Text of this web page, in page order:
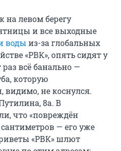
на левом берегу
и все выходные
воды из-за глобальных
«РВК», опять сидят у
всё банально —
которую
не коснулся.
8а. В
что «повреждён
— его уже
«РВК» шлют